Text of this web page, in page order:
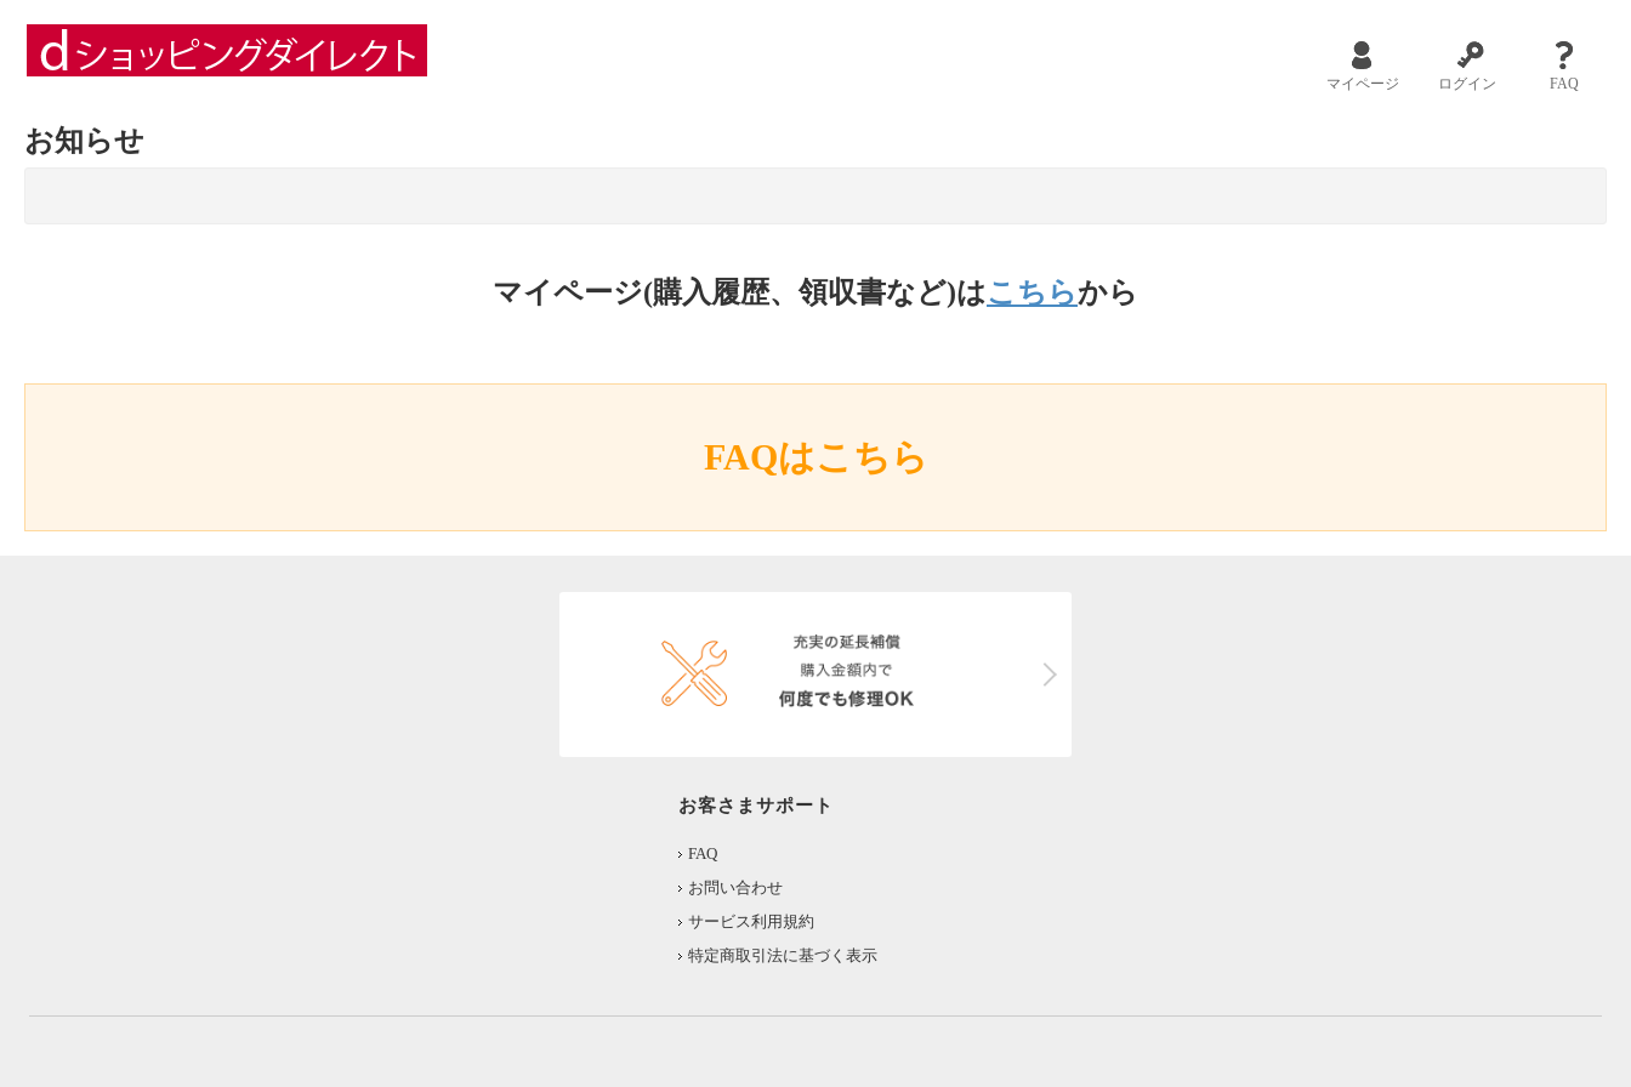
マイページ ログイン FAQ
お知らせ
マイページ(購入履歴、領収書など)はこちらから
FAQはこちら
お客さまサポート
FAQ
お問い合わせ
サービス利用規約
特定商取引法に基づく表示